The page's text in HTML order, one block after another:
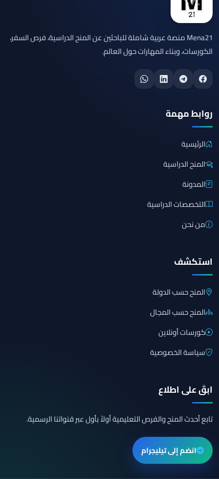
Mena21 منصة عربية شاملة للباحثين عن المنح الدراسية، فرص السفر،
الكورسات، وبناء المهارات حول العالم.
روابط مهمة
الرئيسية
المنح الدراسية
المدونة
التخصصات الدراسية
من نحن
استكشف
المنح حسب الدولة
المنح حسب المجال
كورسات أونلاين
سياسة الخصوصية
ابقَ على اطلاع
تابع أحدث المنح والفرص التعليمية أولاً بأول عبر قنواتنا الرسمية.
انضم إلى تيليجرام